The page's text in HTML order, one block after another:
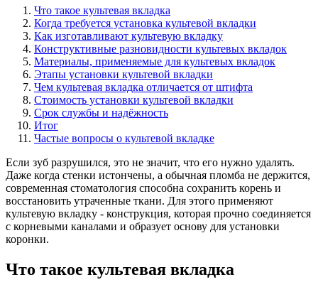
Что такое культевая вкладка
Когда требуется установка культевой вкладки
Как изготавливают культевую вкладку
Конструктивные разновидности культевых вкладок
Материалы, применяемые для культевых вкладок
Этапы установки культевой вкладки
Чем культевая вкладка отличается от штифта
Стоимость установки культевой вкладки
Срок службы и надёжность
Итог
Частые вопросы о культевой вкладке
Если зуб разрушился, это не значит, что его нужно удалять.
Даже когда стенки истончены, а обычная пломба не держится,
современная стоматология способна сохранить корень и
восстановить утраченные ткани. Для этого применяют
культевую вкладку - конструкция, которая прочно соединяется
с корневыми каналами и образует основу для установки
коронки.
Что такое культевая вкладка